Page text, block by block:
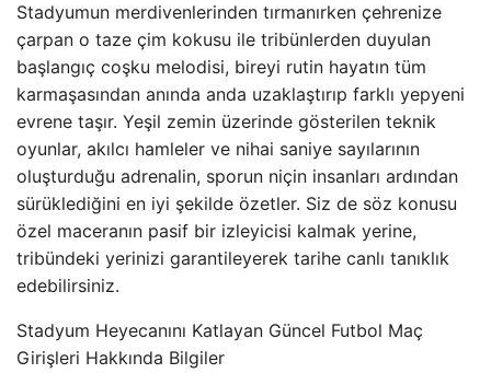
Stadyumun merdivenlerinden tırmanırken çehrenize
çarpan o taze çim kokusu ile tribünlerden duyulan
başlangıç coşku melodisi, bireyi rutin hayatın tüm
karmaşasından anında anda uzaklaştırıp farklı yepyeni
evrene taşır. Yeşil zemin üzerinde gösterilen teknik
oyunlar, akılcı hamleler ve nihai saniye sayılarının
oluşturduğu adrenalin, sporun niçin insanları ardından
sürüklediğini en iyi şekilde özetler. Siz de söz konusu
özel maceranın pasif bir izleyicisi kalmak yerine,
tribündeki yerinizi garantileyerek tarihe canlı tanıklık
edebilirsiniz.
Stadyum Heyecanını Katlayan Güncel Futbol Maç
Girişleri Hakkında Bilgiler